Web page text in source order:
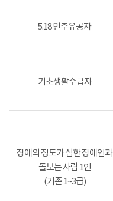
5.18 민주유공자
기초생활수급자
장애의 정도가 심한 장애인과
돌보는 사람 1인
(기존 1~3급)